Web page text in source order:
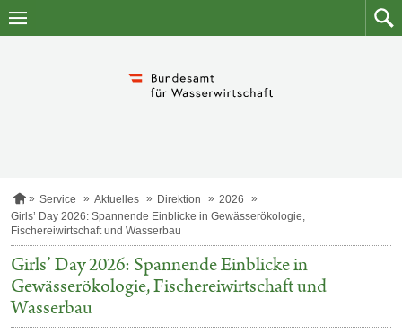
Zum
Zum
S
t
a
s
e
i
e
Service Aktuelles Direktion
2026
Girls’ Day 2026: Spannende Einblicke in Gewässerökologie,
Fischereiwirtschaft und Wasserbau
Girls’ Day 2026: Spannende Einblicke in
Gewässerökologie, Fischereiwirtschaft und
Wasserbau